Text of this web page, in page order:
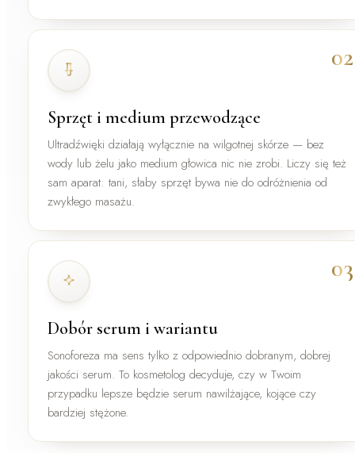
02
Sprzęt i medium przewodzące
Ultradźwięki działają wyłącznie na wilgotnej skórze — bez
wody lub żelu jako medium głowica nic nie zrobi. Liczy się też
sam aparat: tani, słaby sprzęt bywa nie do odróżnienia od
zwykłego masażu.
03
Dobór serum i wariantu
Sonoforeza ma sens tylko z odpowiednio dobranym, dobrej
jakości serum. To kosmetolog decyduje, czy w Twoim
przypadku lepsze będzie serum nawilżające, kojące czy
bardziej stężone.